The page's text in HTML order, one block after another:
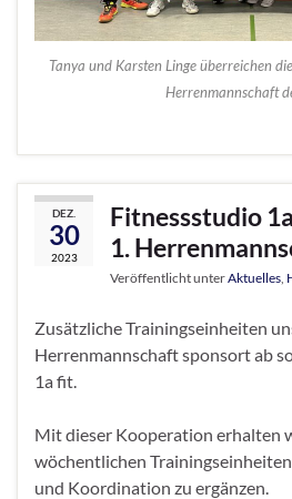
Tanya und Karsten Linge überreichen
Herrenmannschaft
DEZ.
30
2023
Fitnessstudio
1.
Veröffentlicht unterAktuelles
Zusätzliche Trainingseinheiten
Herrenmannschaft sponsort ab
1a fit.
Mit dieser Kooperation erhalten
wöchentlichen
und Koordination zu ergänzen.